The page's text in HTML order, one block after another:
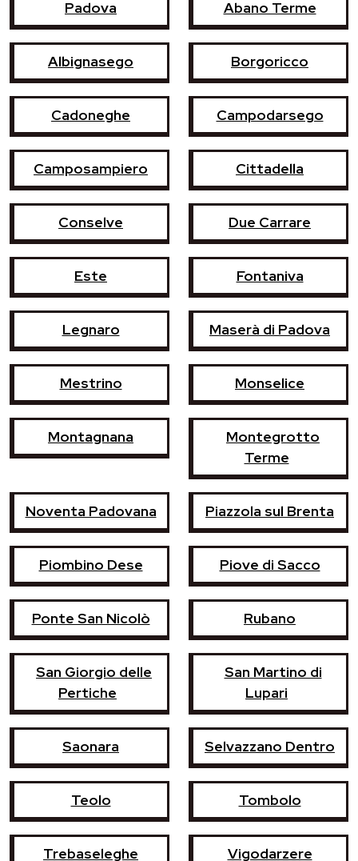
Padova Abano Terme
Albignasego Borgoricco
Cadoneghe Campodarsego
Camposampiero Cittadella
Conselve Due Carrare
Este Fontaniva
Legnaro Maserà di Padova
Mestrino Monselice
Montagnana
Montegrotto
Terme
Noventa Padovana Piazzola sul Brenta
Piombino Dese Piove di Sacco
Ponte San Nicolò Rubano
San Giorgio delle
Pertiche
San Martino di
Lupari
Saonara Selvazzano Dentro
Teolo Tombolo
Trebaseleghe Vigodarzere